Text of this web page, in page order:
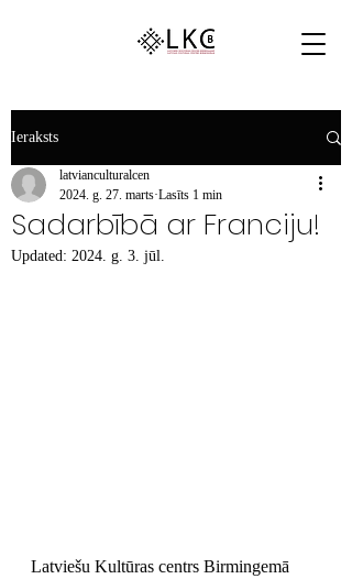
Ieraksts
Sadarbībā ar Franciju!
latvianculturalcen
2024. g. 27. marts Lasīts 1 min
Updated: 2024. g. 3. jūl.
Latviešu Kultūras centrs Birmingemā